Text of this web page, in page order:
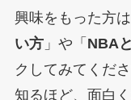
興味をもった方
い方」や「 NBA
クしてみてくだ
知るほど、面白